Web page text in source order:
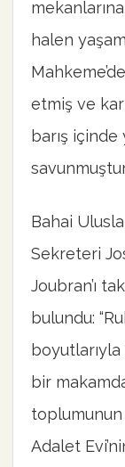
halen
etmiş ve
barış
Bahai
Sekreteri
Joubran’ı
bulundu:
bir
toplumunun
Adalet